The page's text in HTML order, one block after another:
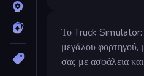
Το Truck Simulator:
μεγάλου φορτηγού,
σας με ασφάλεια